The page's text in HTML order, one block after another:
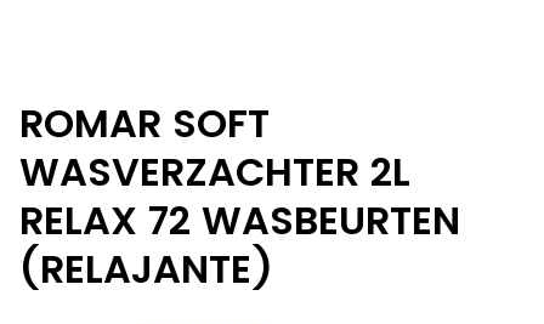
ROMAR SOFT
WASVERZACHTER 2L
RELAX 72 WASBEURTEN
(RELAJANTE)